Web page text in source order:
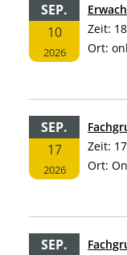
SEP.
10
2026
Zeit:
Ort:
SEP.
17
2026
Zeit:
Ort:
SEP.